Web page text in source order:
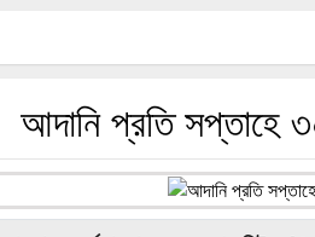
আদানি প্রতি সপ্তাহে